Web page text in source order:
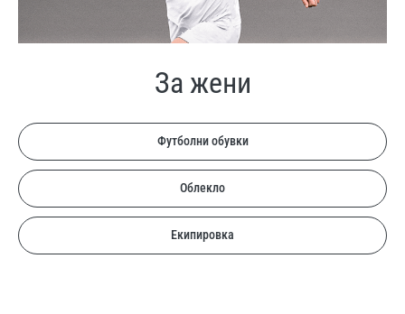
За жени
Футболни обувки
Облекло
Екипировка